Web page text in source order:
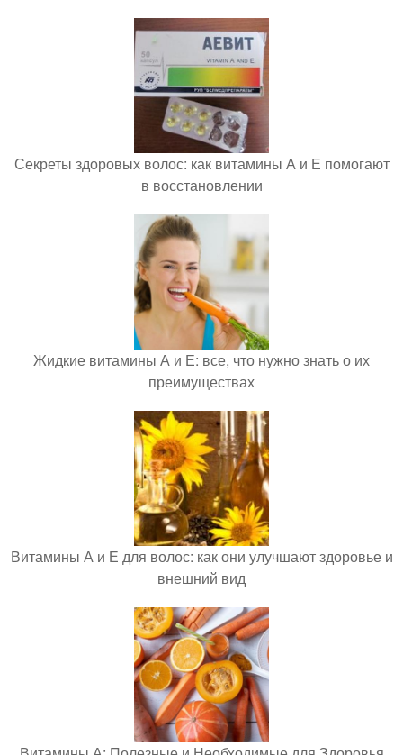
Секреты здоровых волос: как витамины А и Е помогают
в восстановлении
Жидкие витамины А и Е: все, что нужно знать о их
преимуществах
Витамины А и Е для волос: как они улучшают здоровье и
внешний вид